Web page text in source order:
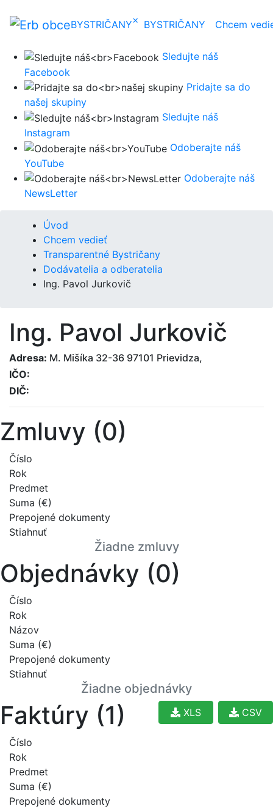
BYSTRIČANY× BYSTRIČANY Chcem
Sledujte náš
Facebook
Pridajte sa do
našej skupiny
Sledujte náš
Instagram
Odoberajte náš
YouTube
Odoberajte náš
NewsLetter
Úvod
Chcem vedieť
Transparentné Bystričany
Dodávatelia a odberatelia
Ing. Pavol Jurkovič
Ing. Pavol Jurkovič
Adresa: M. Mišíka 32-36 97101 Prievidza,
IČO:
DIČ:
Zmluvy (0)
Číslo
Rok
Predmet
Suma (€)
Prepojené dokumenty
Stiahnuť
Žiadne zmluvy
Objednávky (0)
Číslo
Rok
Názov
Suma (€)
Prepojené dokumenty
Stiahnuť
Žiadne objednávky
Faktúry (1) CSV
XLS
Číslo
Rok
Predmet
Suma (€)
Prepojené dokumenty